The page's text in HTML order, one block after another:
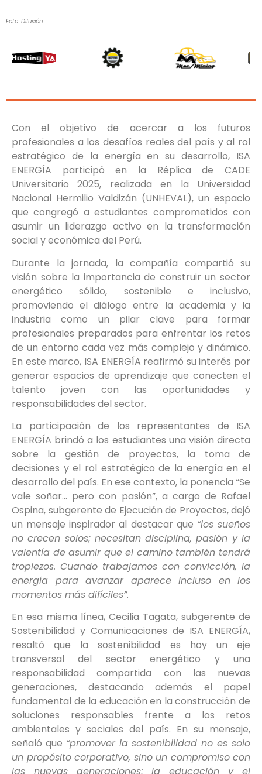
Foto: Difusión
Con el objetivo de acercar a los futuros
profesionales a los desafíos reales del país y al rol
estratégico de la energía en su desarrollo, ISA
ENERGÍA participó en la Réplica de CADE
Universitario 2025, realizada en la Universidad
Nacional Hermilio Valdizán (UNHEVAL), un espacio
que congregó a estudiantes comprometidos con
asumir un liderazgo activo en la transformación
social y económica del Perú.
Durante la jornada, la compañía compartió su
visión sobre la importancia de construir un sector
energético sólido, sostenible e inclusivo,
promoviendo el diálogo entre la academia y la
industria como un pilar clave para formar
profesionales preparados para enfrentar los retos
de un entorno cada vez más complejo y dinámico.
En este marco, ISA ENERGÍA reafirmó su interés por
generar espacios de aprendizaje que conecten el
talento joven con las oportunidades y
responsabilidades del sector.
La participación de los representantes de ISA
ENERGÍA brindó a los estudiantes una visión directa
sobre la gestión de proyectos, la toma de
decisiones y el rol estratégico de la energía en el
desarrollo del país. En ese contexto, la ponencia “Se
vale soñar… pero con pasión”, a cargo de Rafael
Ospina, subgerente de Ejecución de Proyectos, dejó
un mensaje inspirador al destacar que “los sueños
no crecen solos; necesitan disciplina, pasión y la
valentía de asumir que el camino también tendrá
tropiezos. Cuando trabajamos con convicción, la
energía para avanzar aparece incluso en los
momentos más difíciles”.
En esa misma línea, Cecilia Tagata, subgerente de
Sostenibilidad y Comunicaciones de ISA ENERGÍA,
resaltó que la sostenibilidad es hoy un eje
transversal del sector energético y una
responsabilidad compartida con las nuevas
generaciones, destacando además el papel
fundamental de la educación en la construcción de
soluciones responsables frente a los retos
ambientales y sociales del país. En su mensaje,
señaló que “promover la sostenibilidad no es solo
un propósito corporativo, sino un compromiso con